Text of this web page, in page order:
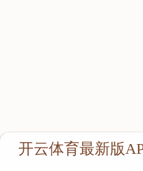
立即咨询：